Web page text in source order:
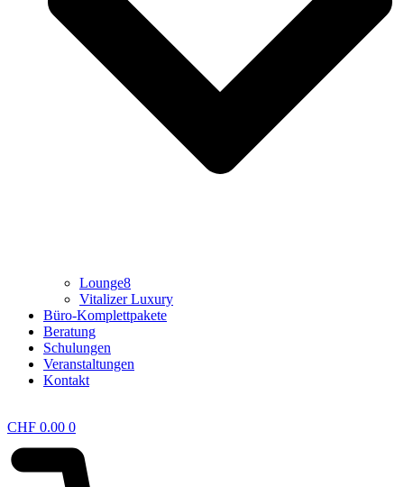
Lounge8
Vitalizer Luxury
Büro-Komplettpakete
Beratung
Schulungen
Veranstaltungen
Kontakt
CHF 0.00 0